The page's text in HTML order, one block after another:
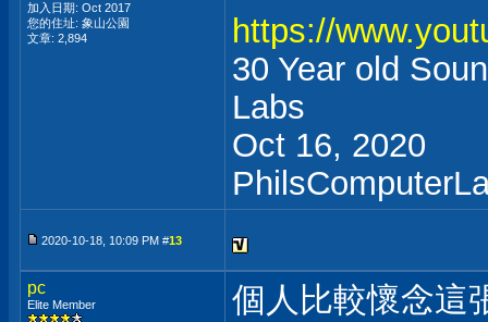
加入日期: Oct 2017
您的住址: 象山公園
文章: 2,894
https://
30 Year old
Labs
Oct 16, 2020
2020-10-18, 10:09 PM #13
pc
Elite Member
個人比較懷念這